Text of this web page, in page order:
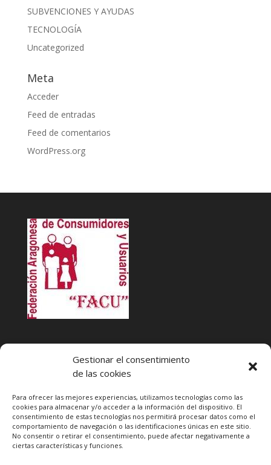
Gestionar el consentimiento
de las cookies
Para ofrecer las mejores experiencias, utilizamos tecnologías como las
cookies para almacenar y/o acceder a la información del dispositivo. El
consentimiento de estas tecnologías nos permitirá procesar datos como el
comportamiento de navegación o las identificaciones únicas en este sitio.
No consentir o retirar el consentimiento, puede afectar negativamente a
ciertas características y funciones.
SUBVENCIONES Y AYUDAS
TECNOLOGÍA
Uncategorized
Meta
Acceder
Feed de entradas
Feed de comentarios
WordPress.org
MARTES Y JUEVES de17:00 a 20 horas
Teléfono de contacto976 13 47 92
Federación Aragonesa Consumidores y Usuarios. FACU
Calle Leopoldo Romeo, 30 local